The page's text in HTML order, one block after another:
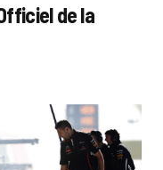
de la